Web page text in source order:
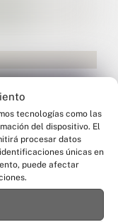
tecnologías como las
del dispositivo. El
procesar datos
únicas en
puede afectar